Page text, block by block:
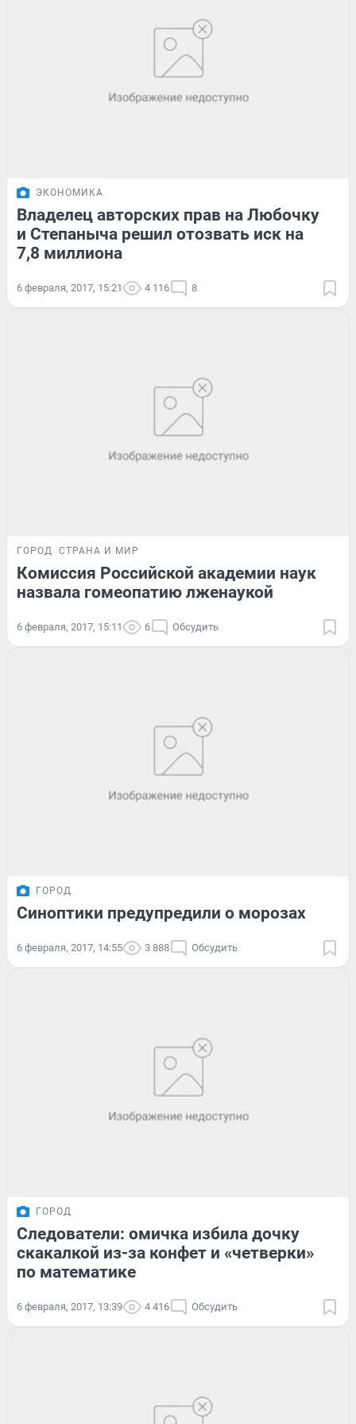
ЭКОНОМИКА
Владелец авторских прав на Любочку
и Степаныча решил отозвать иск на
7,8 миллиона
6 февраля, 2017, 15:21 4 116 8
ГОРОД СТРАНА И МИР
Комиссия Российской академии наук
назвала гомеопатию лженаукой
6 февраля, 2017, 15:11 6 Обсудить
ГОРОД
Синоптики предупредили о морозах
6 февраля, 2017, 14:55 3 888 Обсудить
ГОРОД
Следователи: омичка избила дочку
скакалкой из-за конфет и «четверки»
по математике
6 февраля, 2017, 13:39 4 416 Обсудить